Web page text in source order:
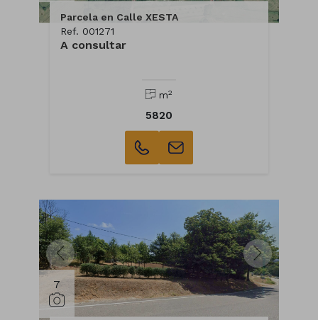
Parcela en Calle XESTA
Ref. 001271
A consultar
m2
5820
7